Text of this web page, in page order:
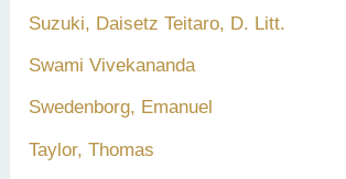
Suzuki, Daisetz Teitaro, D. Litt.
Swami Vivekananda
Swedenborg, Emanuel
Taylor, Thomas